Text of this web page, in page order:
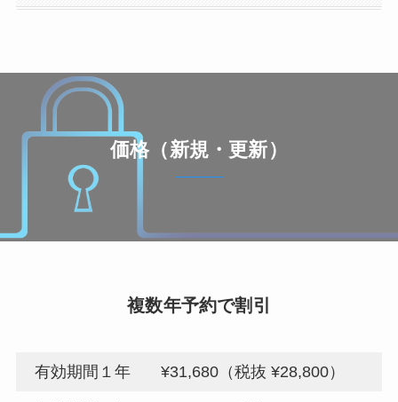
価格（新規・更新）
複数年予約で割引
有効期間１年 ¥31,680（税抜 ¥28,800）